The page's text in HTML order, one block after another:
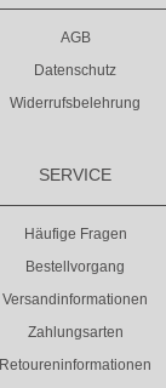
AGB
Datenschutz
Widerrufsbelehrung
SERVICE
Häufige Fragen
Bestellvorgang
Versandinformationen
Zahlungsarten
Retoureninformationen